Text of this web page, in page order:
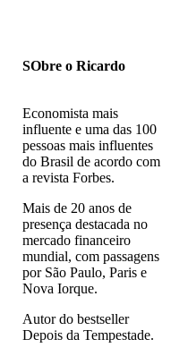
SObre o Ricardo
Economista mais
influente e uma das 100
pessoas mais influentes
do Brasil de acordo com
a revista Forbes.
Mais de 20 anos de
presença destacada no
mercado financeiro
mundial, com passagens
por São Paulo, Paris e
Nova Iorque.
Autor do bestseller
Depois da Tempestade.